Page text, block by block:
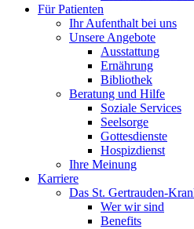
Für Patienten
Ihr Aufenthalt bei uns
Unsere Angebote
Ausstattung
Ernährung
Bibliothek
Beratung und Hilfe
Soziale Services
Seelsorge
Gottesdienste
Hospizdienst
Ihre Meinung
Karriere
Das St. Gertrauden-
Wer wir sind
Benefits